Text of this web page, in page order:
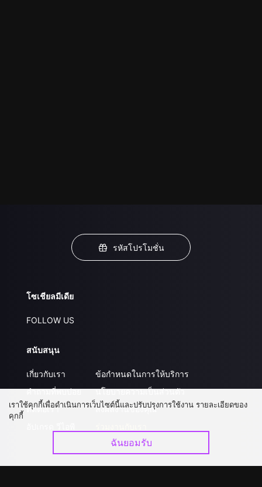
รหัสโปรโมชั่น
โซเชียลมีเดีย
FOLLOW US
สนับสนุน
เกี่ยวกับเรา
คำถามที่พบบ่อย
ติดต่อเรา
ข้อกำหนดในการให้บริการ
นโยบายความเป็นส่วนตัว
ส่งผลงานของคุณ
เราใช้คุกกี้เพื่อดำเนินการเว็บไซต์นี้และปรับปรุงการใช้งาน รายละเอียดของ
คุกกี้
ฉันยอมรับ